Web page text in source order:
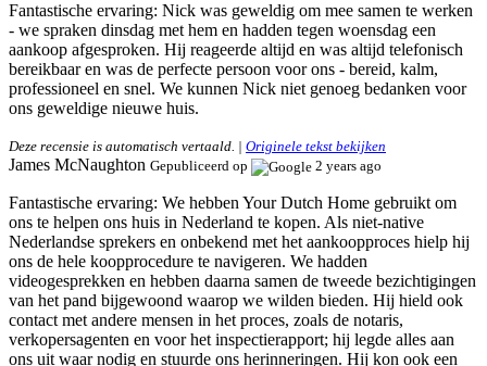
Fantastische ervaring: Nick was geweldig om mee samen te werken
- we spraken dinsdag met hem en hadden tegen woensdag een
aankoop afgesproken. Hij reageerde altijd en was altijd telefonisch
bereikbaar en was de perfecte persoon voor ons - bereid, kalm,
professioneel en snel. We kunnen Nick niet genoeg bedanken voor
ons geweldige nieuwe huis.
Deze recensie is automatisch vertaald. | Originele tekst bekijken
James McNaughton Gepubliceerd op 2 years ago
Fantastische ervaring: We hebben Your Dutch Home gebruikt om
ons te helpen ons huis in Nederland te kopen. Als niet-native
Nederlandse sprekers en onbekend met het aankoopproces hielp hij
ons de hele koopprocedure te navigeren. We hadden
videogesprekken en hebben daarna samen de tweede bezichtigingen
van het pand bijgewoond waarop we wilden bieden. Hij hield ook
contact met andere mensen in het proces, zoals de notaris,
verkopersagenten en voor het inspectierapport; hij legde alles aan
ons uit waar nodig en stuurde ons herinneringen. Hij kon ook een